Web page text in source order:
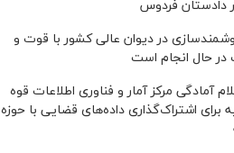
دادستان فردوس
در دیوان عالی کشور با قوت و
حال انجام است
آمادگی مرکز آمار و فناوری اطلاعات قوه
برای اشتراک‌گذاری داده‌های قضایی با حوزه